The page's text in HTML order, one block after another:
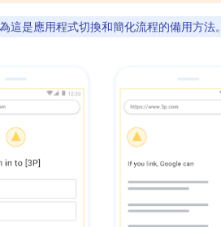
為這是應用程式切換和簡化流程的備用方法。